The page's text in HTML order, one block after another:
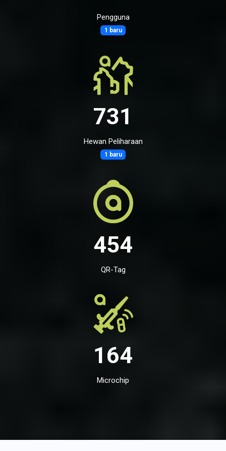
Pengguna
1 baru
731
Hewan Peliharaan
1 baru
454
QR-Tag
164
Microchip